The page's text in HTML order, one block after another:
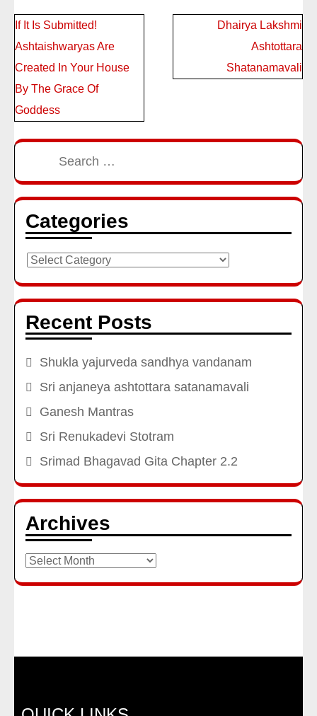
Post
navigation
If It Is Submitted!
Ashtaishwaryas Are
Created In Your House
By The Grace Of
Goddess
Dhairya Lakshmi
Ashtottara
Shatanamavali
Search
for:
Categories
Categories
Recent Posts
Shukla yajurveda sandhya vandanam
Sri anjaneya ashtottara satanamavali
Ganesh Mantras
Sri Renukadevi Stotram
Srimad Bhagavad Gita Chapter 2.2
Archives
Archives